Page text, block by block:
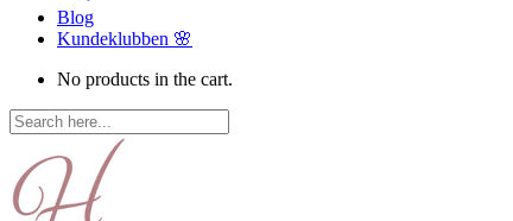
Blog
Kundeklubben 🌸
No products in the cart.